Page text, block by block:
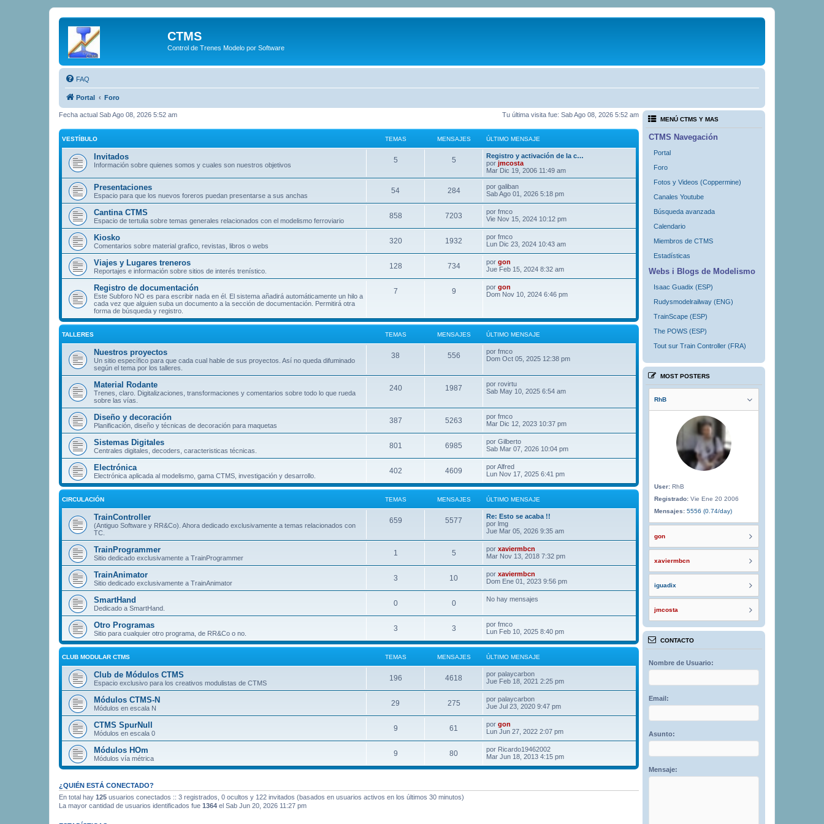
CTMS
Control de Trenes Modelo por Software
FAQ
Portal Foro
Tu última visita fue: Sab Ago 08, 2026 5:52 am
Fecha actual Sab Ago 08, 2026 5:52 am
VESTÍBULO TEMAS MENSAJES ÚLTIMO MENSAJE
Invitados
Información sobre quienes somos y cuales son nuestros objetivos
5 5
Registro y activación de la c…
por jmcosta
Mar Dic 19, 2006 11:49 am
Presentaciones
Espacio para que los nuevos foreros puedan presentarse a sus anchas
54 284 por galiban
Sab Ago 01, 2026 5:18 pm
Cantina CTMS
Espacio de tertulia sobre temas generales relacionados con el modelismo ferroviario
858 7203 por fmco
Vie Nov 15, 2024 10:12 pm
Kiosko
Comentarios sobre material grafico, revistas, libros o webs
320 1932 por fmco
Lun Dic 23, 2024 10:43 am
Viajes y Lugares treneros
Reportajes e información sobre sitios de interés trenístico.
128 734 por gon
Jue Feb 15, 2024 8:32 am
Registro de documentación
Este Subforo NO es para escribir nada en él. El sistema añadirá automáticamente un hilo a
cada vez que alguien suba un documento a la sección de documentación. Permitirá otra
forma de búsqueda y registro.
7 9 por gon
Dom Nov 10, 2024 6:46 pm
TALLERES TEMAS MENSAJES ÚLTIMO MENSAJE
Nuestros proyectos
Un sitio específico para que cada cual hable de sus proyectos. Así no queda difuminado
según el tema por los talleres.
38 556 por fmco
Dom Oct 05, 2025 12:38 pm
Material Rodante
Trenes, claro. Digitalizaciones, transformaciones y comentarios sobre todo lo que rueda
sobre las vías.
240 1987 por rovirtu
Sab May 10, 2025 6:54 am
Diseño y decoración
Planificación, diseño y técnicas de decoración para maquetas
387 5263 por fmco
Mar Dic 12, 2023 10:37 pm
Sistemas Digitales
Centrales digitales, decoders, caracteristicas técnicas.
801 6985 por Gilberto
Sab Mar 07, 2026 10:04 pm
Electrónica
Electrónica aplicada al modelismo, gama CTMS, investigación y desarrollo.
402 4609 porAlfred
Lun Nov 17, 2025 6:41 pm
CIRCULACIÓN TEMAS MENSAJES ÚLTIMO MENSAJE
TrainController
(Antiguo Software y RR&Co). Ahora dedicado exclusivamente a temas relacionados con
TC.
659 5577
Re: Esto se acaba !!
por lmg
Jue Mar 05, 2026 9:35 am
TrainProgrammer
Sitio dedicado exclusivamente a TrainProgrammer
1 5 por xaviermbcn
Mar Nov 13, 2018 7:32 pm
TrainAnimator
Sitio dedicado exclusivamente a TrainAnimator
3 10 por xaviermbcn
Dom Ene 01, 2023 9:56 pm
SmartHand
Dedicado a SmartHand.
0 0 No hay mensajes
Otro Programas
Sitio para cualquier otro programa, de RR&Co o no.
3 3 por fmco
Lun Feb 10, 2025 8:40 pm
CLUB MODULAR CTMS TEMAS MENSAJES ÚLTIMO MENSAJE
Club de Módulos CTMS
Espacio exclusivo para los creativos modulistas de CTMS
196 4618 por palaycarbon
Jue Feb 18, 2021 2:25 pm
Módulos CTMS-N
Módulos en escala N
29 275 por palaycarbon
Jue Jul 23, 2020 9:47 pm
CTMS SpurNull
Módulos en escala 0
9 61 por gon
Lun Jun 27, 2022 2:07 pm
Módulos HOm
Módulos vía métrica
9 80 por Ricardo19462002
Mar Jun 18, 2013 4:15 pm
¿QUIÉN ESTÁ CONECTADO?
En total hay 125 usuarios conectados :: 3 registrados, 0 ocultos y 122 invitados (basados en usuarios activos en los últimos 30 minutos)
La mayor cantidad de usuarios identificados fue 1364 el Sab Jun 20, 2026 11:27 pm
MENÚ CTMS Y MAS
CTMS Navegación
Portal
Foro
Fotos y Videos (Coppermine)
Canales Youtube
Búsqueda avanzada
Calendario
Miembros de CTMS
Estadísticas
Webs i Blogs de Modelismo
Isaac Guadix (ESP)
Rudysmodelrailway (ENG)
TrainScape (ESP)
The POWS (ESP)
Tout sur Train Controller (FRA)
MOST POSTERS
RhB
User: RhB
Registrado: Vie Ene 20 2006
Mensajes: 5556 (0.74/day)
gon
xaviermbcn
iguadix
jmcosta
CONTACTO
Nombre de Usuario:
Email:
Asunto:
Mensaje: